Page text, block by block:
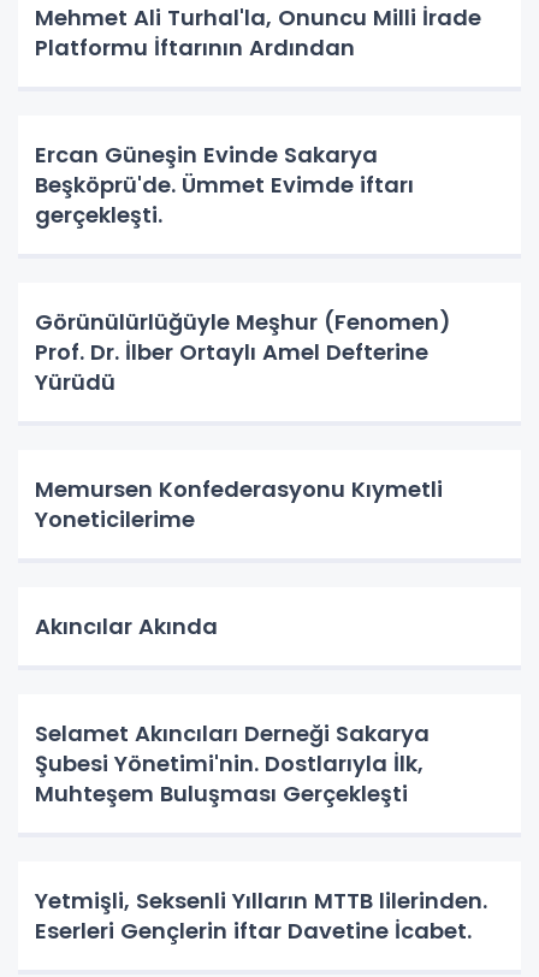
Mehmet Ali Turhal'la, Onuncu Milli İrade
Platformu İftarının Ardından
Ercan Güneşin Evinde Sakarya
Beşköprü'de. Ümmet Evimde iftarı
gerçekleşti.
Görünülürlüğüyle Meşhur (Fenomen)
Prof. Dr. İlber Ortaylı Amel Defterine
Yürüdü
Memursen Konfederasyonu Kıymetli
Yoneticilerime
Akıncılar Akında
Selamet Akıncıları Derneği Sakarya
Şubesi Yönetimi'nin. Dostlarıyla İlk,
Muhteşem Buluşması Gerçekleşti
Yetmişli, Seksenli Yılların MTTB lilerinden.
Eserleri Gençlerin iftar Davetine İcabet.